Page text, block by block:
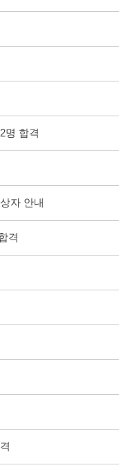
2명 합격
상자 안내
합격
격